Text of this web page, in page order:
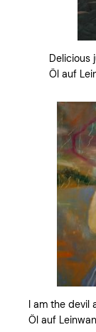
Delicious
Öl auf
I am the devil
Öl auf